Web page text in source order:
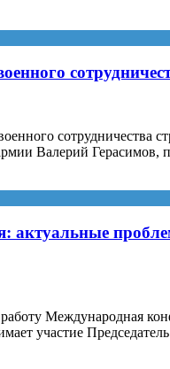
сотрудничества
Валерий Герасимов,
актуальные
Международная
участие